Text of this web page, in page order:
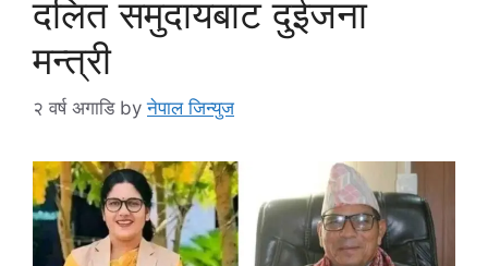
दलित समुदायबाट दुईजना
मन्त्री
२ वर्ष अगाडि byनेपाल जिन्युज